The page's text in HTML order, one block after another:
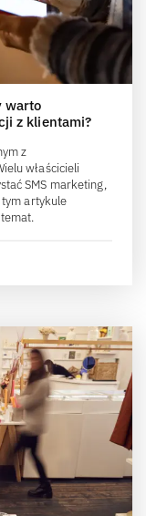
warto
z klientami?
z
właścicieli
SMS marketing,
tym artykule